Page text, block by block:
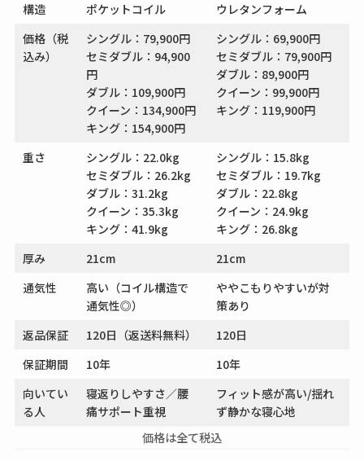
構造
ポケットコイル
ウレタンフォーム
価格（税
込み）
シングル：79,900円
セミダブル：94,900
円
ダブル：109,900円
クイーン：134,900円
キング：154,900円
シングル：69,900円
セミダブル：79,900円
ダブル：89,900円
クイーン：99,900円
キング：119,900円
重さ
シングル：22.0kg
セミダブル：26.2kg
ダブル：31.2kg
クイーン：35.3kg
キング：41.9kg
シングル：15.8kg
セミダブル：19.7kg
ダブル：22.8kg
クイーン：24.9kg
キング：26.8kg
厚み
21cm
21cm
通気性
高い（コイル構造で
通気性◎）
ややこもりやすいが対
策あり
返品保証
120日（返送料無料）
120日
保証期間
10年
10年
向いてい
る人
寝返りしやすさ／腰
痛サポート重視
フィット感が高い/揺れ
ず静かな寝心地
価格は全て税込